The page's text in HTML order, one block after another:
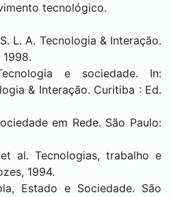
tecnológico.
L. A. Tecnologia & Interação.
1998.
e sociedade. In:
& Interação. Curitiba : Ed.
em Rede. São Paulo:
al. Tecnologias, trabalho e
1994.
Estado e Sociedade. São